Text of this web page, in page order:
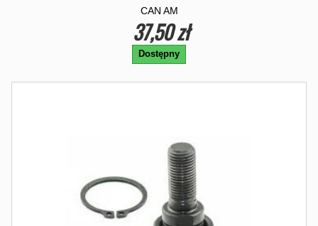
CAN AM
37,50 zł
Dostępny